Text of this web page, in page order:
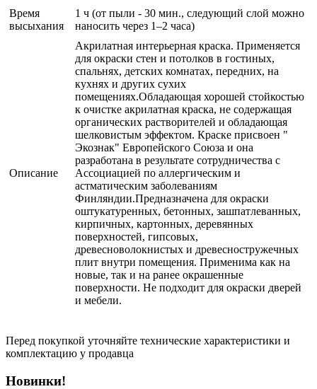
Время
высыхания
1 ч (от пыли - 30 мин., следующий слой можно
наносить через 1–2 часа)
Описание
Акрилатная интерьерная краска. Применяется
для окраски стен и потолков в гостиных,
спальнях, детских комнатах, передних, на
кухнях и других сухих
помещениях.Обладающая хорошей стойкостью
к очистке акрилатная краска, не содержащая
органических растворителей и обладающая
шелковистым эффектом. Краске присвоен "
Экознак" Европейского Союза и она
разработана в результате сотрудничества с
Ассоциацией по аллергическим и
астматическим заболеваниям
Финляндии.Предназначена для окраски
оштукатуренных, бетонных, зашпатлеванных,
кирпичных, картонных, деревянных
поверхностей, гипсовых,
древесноволокнистых и древесностружечных
плит внутри помещения. Применима как на
новые, так и на ранее окрашенные
поверхности. Не подходит для окраски дверей
и мебели.
Перед покупкой уточняйте технические характеристики и
комплектацию у продавца
Новинки!